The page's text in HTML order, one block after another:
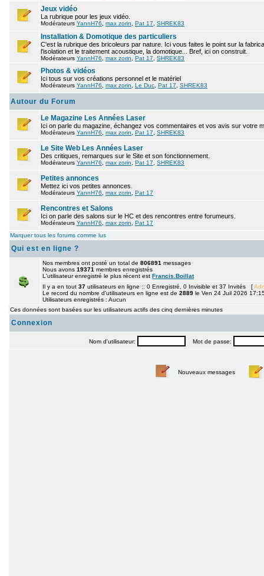
Jeux vidéo
La rubrique pour les jeux vidéo.
Modérateurs YannH76 max zorin Pat 17 SHREK83
Installation & Domotique des particuliers
C'est la rubrique des bricoleurs par nature. Ici vous faites le point sur la
l'isolation et le traitement acoustique, la domotique... Bref, ici on construit.
Modérateurs YannH76 max zorin Pat 17 SHREK83
Photos & vidéos
Ici tous sur vos créations personnel et le matériel
Modérateurs YannH76 max zorin Le Duc Pat 17 SHREK83
Autour du Forum
Le Magazine Les Années Laser
Ici on parle du magazine, échangez vos commentaires et vos avis sur votre
Modérateurs YannH76 max zorin Pat 17 SHREK83
Le Site Web Les Années Laser
Des critiques, remarques sur le Site et son fonctionnement.
Modérateurs YannH76 max zorin Pat 17 SHREK83
Petites annonces
Mettez ici vos petites annonces.
Modérateurs YannH76 max zorin Pat 17
Rencontres et Salons
Ici on parle des salons sur le HC et des rencontres entre forumeurs.
Modérateurs YannH76 max zorin
Pat 17
Marquer tous les forums comme lus
Qui est en ligne ?
Nos membres ont posté un total de 806891 messages
Nous avons 19371 membres enregistrés
L'utilisateur enregistré le plus récent est Francis.Boillat
Il y a en tout 37 utilisateurs en ligne :: 0 Enregistré, 0 Invisible et 37 Invités [
Le record du nombre d'utilisateurs en ligne est de 2889 le Ven 24 Juil 2026
Utilisateurs enregistrés : Aucun
Ces données sont basées sur les utilisateurs actifs des cinq dernières minutes
Connexion
Nom d'utilisateur: Mot de passe:
Nouveaux messages